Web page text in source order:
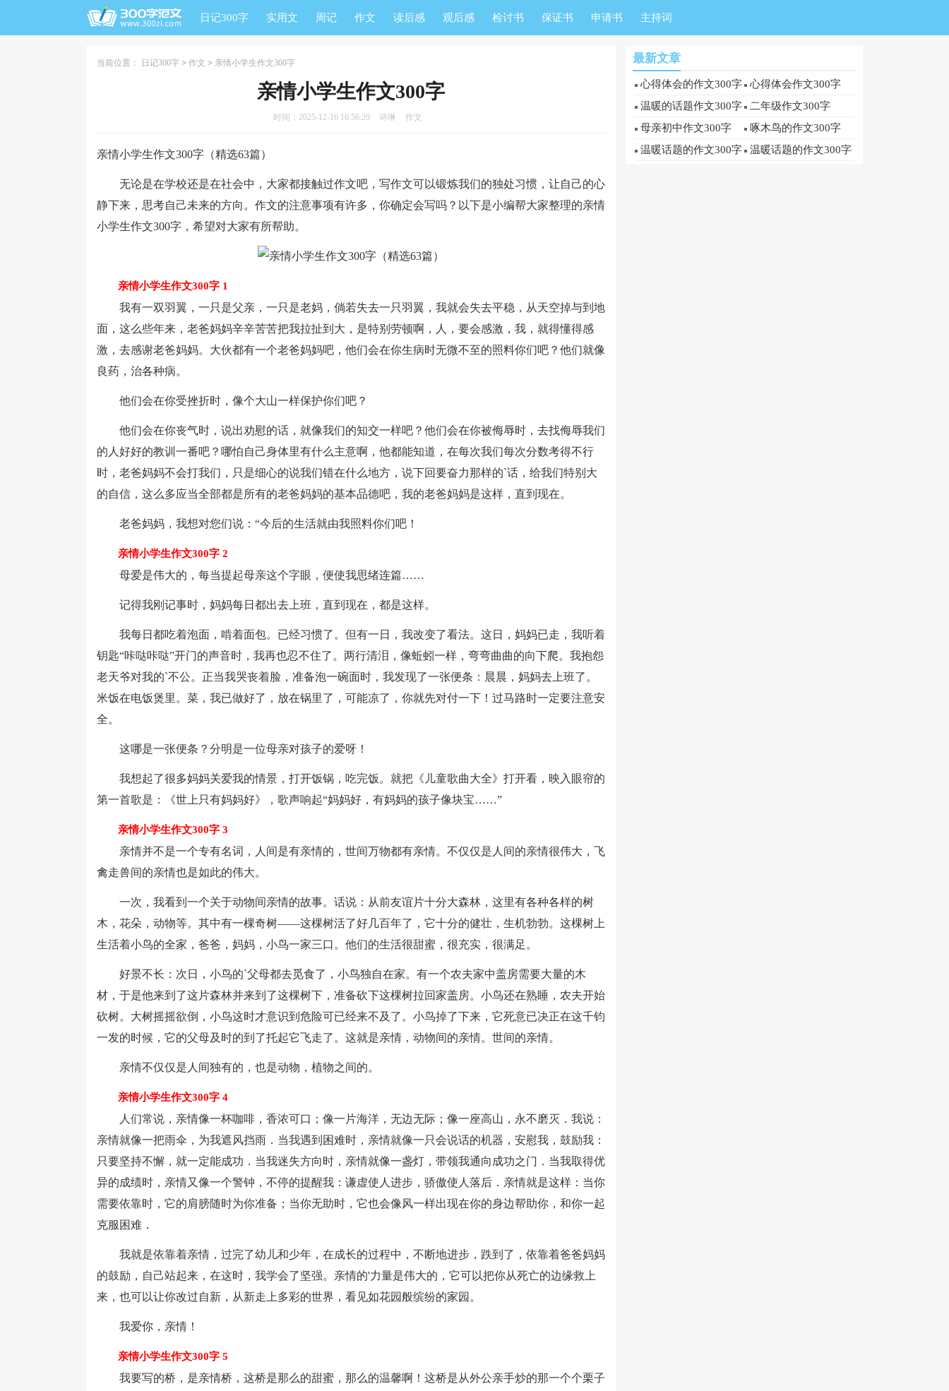
日记300字 实用文 周记 作文 读后感 观后感 检讨书 保证书 申请书 主持词
当前位置： 日记300字 > 作文 > 亲情小学生作文300字
亲情小学生作文300字
时间：2025-12-16 16:56:20 诗琳 作文
亲情小学生作文300字（精选63篇）
无论是在学校还是在社会中，大家都接触过作文吧，写作文可以锻炼我们的独处习惯，让自己的心
静下来，思考自己未来的方向。作文的注意事项有许多，你确定会写吗？以下是小编帮大家整理的亲情
小学生作文300字，希望对大家有所帮助。
亲情小学生作文300字 1
我有一双羽翼，一只是父亲，一只是老妈，倘若失去一只羽翼，我就会失去平稳，从天空掉与到地
面，这么些年来，老爸妈妈辛辛苦苦把我拉扯到大，是特别劳顿啊，人，要会感激，我，就得懂得感
激，去感谢老爸妈妈。大伙都有一个老爸妈妈吧，他们会在你生病时无微不至的照料你们吧？他们就像
良药，治各种病。
他们会在你受挫折时，像个大山一样保护你们吧？
他们会在你丧气时，说出劝慰的话，就像我们的知交一样吧？他们会在你被侮辱时，去找侮辱我们
的人好好的教训一番吧？哪怕自己身体里有什么主意啊，他都能知道，在每次我们每次分数考得不行
时，老爸妈妈不会打我们，只是细心的说我们错在什么地方，说下回要奋力那样的`话，给我们特别大
的自信，这么多应当全部都是所有的老爸妈妈的基本品德吧，我的老爸妈妈是这样，直到现在。
老爸妈妈，我想对您们说：“今后的生活就由我照料你们吧！
亲情小学生作文300字 2
母爱是伟大的，每当提起母亲这个字眼，便使我思绪连篇……
记得我刚记事时，妈妈每日都出去上班，直到现在，都是这样。
我每日都吃着泡面，啃着面包。已经习惯了。但有一日，我改变了看法。这日，妈妈已走，我听着
钥匙“咔哒咔哒”开门的声音时，我再也忍不住了。两行清泪，像蚯蚓一样，弯弯曲曲的向下爬。我抱怨
老天爷对我的`不公。正当我哭丧着脸，准备泡一碗面时，我发现了一张便条：晨晨，妈妈去上班了。
米饭在电饭煲里。菜，我已做好了，放在锅里了，可能凉了，你就先对付一下！过马路时一定要注意安
全。
这哪是一张便条？分明是一位母亲对孩子的爱呀！
我想起了很多妈妈关爱我的情景，打开饭锅，吃完饭。就把《儿童歌曲大全》打开看，映入眼帘的
第一首歌是：《世上只有妈妈好》，歌声响起“妈妈好，有妈妈的孩子像块宝……”
亲情小学生作文300字 3
亲情并不是一个专有名词，人间是有亲情的，世间万物都有亲情。不仅仅是人间的亲情很伟大，飞
禽走兽间的亲情也是如此的伟大。
一次，我看到一个关于动物间亲情的故事。话说：从前友谊片十分大森林，这里有各种各样的树
木，花朵，动物等。其中有一棵奇树——这棵树活了好几百年了，它十分的健壮，生机勃勃。这棵树上
生活着小鸟的全家，爸爸，妈妈，小鸟一家三口。他们的生活很甜蜜，很充实，很满足。
好景不长：次日，小鸟的`父母都去觅食了，小鸟独自在家。有一个农夫家中盖房需要大量的木
材，于是他来到了这片森林并来到了这棵树下，准备砍下这棵树拉回家盖房。小鸟还在熟睡，农夫开始
砍树。大树摇摇欲倒，小鸟这时才意识到危险可已经来不及了。小鸟掉了下来，它死意已决正在这千钧
一发的时候，它的父母及时的到了托起它飞走了。这就是亲情，动物间的亲情。世间的亲情。
亲情不仅仅是人间独有的，也是动物，植物之间的。
亲情小学生作文300字 4
人们常说，亲情像一杯咖啡，香浓可口；像一片海洋，无边无际；像一座高山，永不磨灭．我说：
亲情就像一把雨伞，为我遮风挡雨．当我遇到困难时，亲情就像一只会说话的机器，安慰我，鼓励我：
只要坚持不懈，就一定能成功．当我迷失方向时，亲情就像一盏灯，带领我通向成功之门．当我取得优
异的成绩时，亲情又像一个警钟，不停的提醒我：谦虚使人进步，骄傲使人落后．亲情就是这样：当你
需要依靠时，它的肩膀随时为你准备；当你无助时，它也会像风一样出现在你的身边帮助你，和你一起
克服困难．
我就是依靠着亲情，过完了幼儿和少年，在成长的过程中，不断地进步，跌到了，依靠着爸爸妈妈
的鼓励，自己站起来，在这时，我学会了坚强。亲情的'力量是伟大的，它可以把你从死亡的边缘救上
来，也可以让你改过自新，从新走上多彩的世界，看见如花园般缤纷的家园。
我爱你，亲情！
亲情小学生作文300字 5
我要写的桥，是亲情桥，这桥是那么的甜蜜，那么的温馨啊！这桥是从外公亲手炒的那一个个栗子
最新文章
心得体会的作文300字
心得体会作文300字
温暖的话题作文300字
二年级作文300字
母亲初中作文300字
啄木鸟的作文300字
温暖话题的作文300字
温暖话题的作文300字